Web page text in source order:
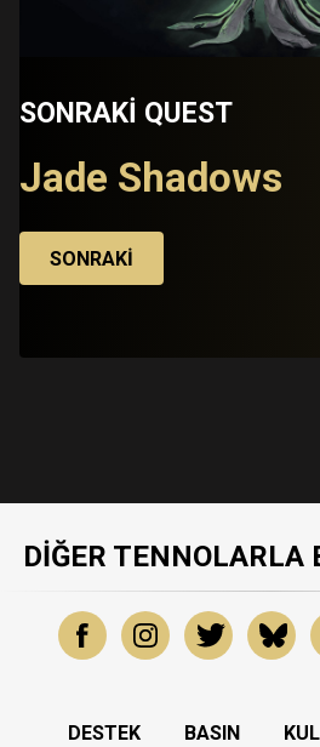
SONRAKI QUEST
Jade Shadows
SONRAKI
DIĞER TENNOLARLA
DESTEK BASIN